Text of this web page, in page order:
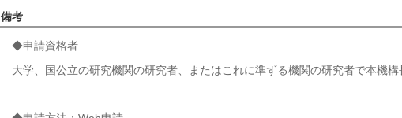
備考
◆申請資格者
大学、国公立の研究機関の研究者、またはこれに準ずる機関の研究者で本機構